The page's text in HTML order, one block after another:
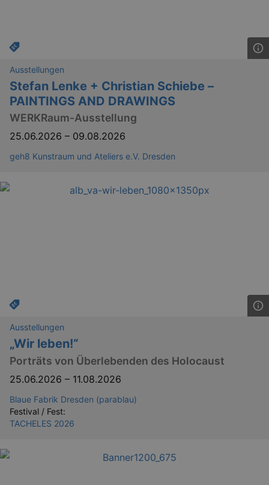
Ausstellungen
Stefan Lenke + Christian Schiebe –
PAINTINGS AND DRAWINGS
WERKRaum-Ausstellung
25.06.2026 – 09.08.2026
geh8 Kunstraum und Ateliers e.V. Dresden
Ausstellungen
„Wir leben!“
Porträts von Überlebenden des Holocaust
25.06.2026 – 11.08.2026
Blaue Fabrik Dresden (parablau)
Festival / Fest:
TACHELES 2026